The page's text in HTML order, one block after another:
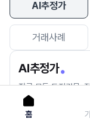
AI추정가
거래사례
AI추정가
전국 모든 토지건물,
세요.
홈